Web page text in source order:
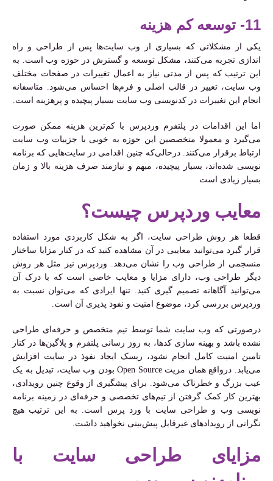
11- توسعه کم هزینه
یکی از مشکلاتی که بسیاری از وب سایت‌ها پس از طراحی و راه
اندازی تجربه می‌کنند، مشکل توسعه و گسترش در حوزه وب است. به
این ترتیب که پس از مدتی نیاز به اعمال تغییرات در صفحات مختلف
وب سایت، تغییر در قالب اصلی و فرم‌ها احساس می‌شود. متاسفانه
انجام این تغییرات در کدنویسی وب سایت بسیار پیچیده و پرهزینه است.
اما این اقدامات در پلتفرم وردپرس با کم‌ترین هزینه ممکن صورت
می‌گیرد و معمولا متخصصین این حوزه به خوبی با جزییات وب سایت
ارتباط برقرار می‌کنند. درحالی‌که چنین اقدامی در سایت‌هایی که برنامه
نویسی شده‌اند، بسیار پیچیده، مبهم و نیازمند صرف هزینه بالا و زمان
بسیار زیادی است
معایب وردپرس چیست؟
قطعا هر روش طراحی سایت، اگر به شکل کاربردی مورد استفاده
قرار گیرد می‌توانید معایبی در آن مشاهده کنید که در کنار مزایا ساختار
منسجمی از طراحی وب را نشان می‌دهد. وردپرس نیز مثل هر روش
دیگر طراحی وب، دارای مزایا و معایب خاصی است که با درک آن
می‌توانید آگاهانه تصمیم گیری کنید. تنها ایرادی که می‌توان نسبت به
وردپرس بررسی کرد، موضوع امنیت و نفوذ پذیری آن است.
درصورتی که وب سایت شما توسط تیم متخصص و حرفه‌ای طراحی
نشده باشد و بهینه سازی کدها، به روز رسانی پلتفرم و پلاگین‌ها در کنار
تامین امنیت کامل انجام نشود، ریسک ایجاد نفوذ در سایت افزایش
می‌یابد. درواقع همان مزیت Open Source بودن وب سایت، تبدیل به یک
عیب بزرگ و خطرناک می‌شود. برای پیشگیری از وقوع چنین رویدادی،
بهترین کار کمک گرفتن از تیم‌های تخصصی و حرفه‌ای در زمینه برنامه
نویسی وب و طراحی سایت با ورد پرس است. به این ترتیب هیچ
نگرانی از رویدادهای غیرقابل پیش‌بینی نخواهید داشت.
مزایای طراحی سایت با